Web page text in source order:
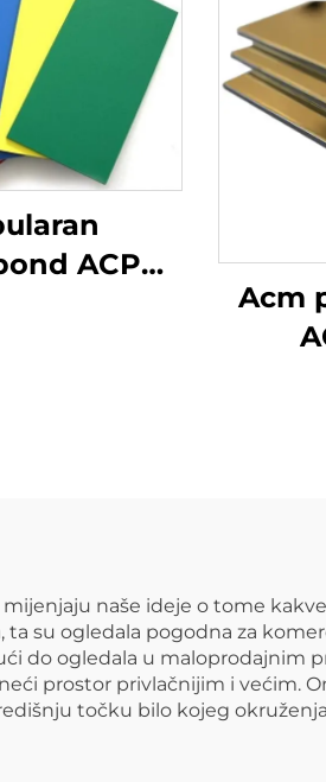
ACP
Acm
naše ideje o tome
su ogledala pogodna za
do ogledala u maloprodajnim
prostor privlačnijim i većim.
točku bilo kojeg